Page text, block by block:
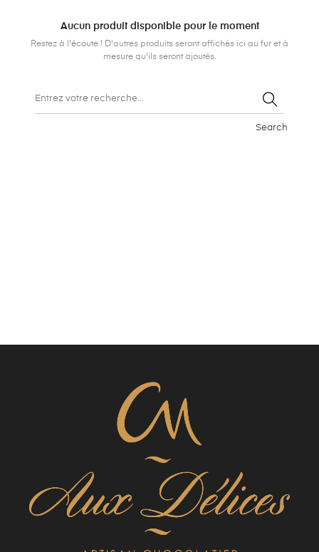
Aucun produit disponible pour le moment
Restez à l'écoute ! D'autres produits seront affichés ici au fur et à
mesure qu'ils seront ajoutés.
Search